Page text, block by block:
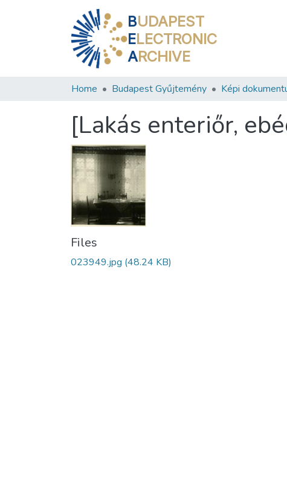
BUDAPEST
ELECTRONIC
ARCHIVE
Home Budapest Gyűjtemény Képi
[Lakás enteriőr,
Files
023949.jpg (48.24 KB)